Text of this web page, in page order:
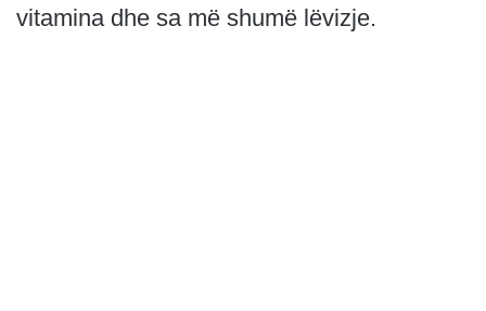
vitamina dhe sa më shumë lëvizje.